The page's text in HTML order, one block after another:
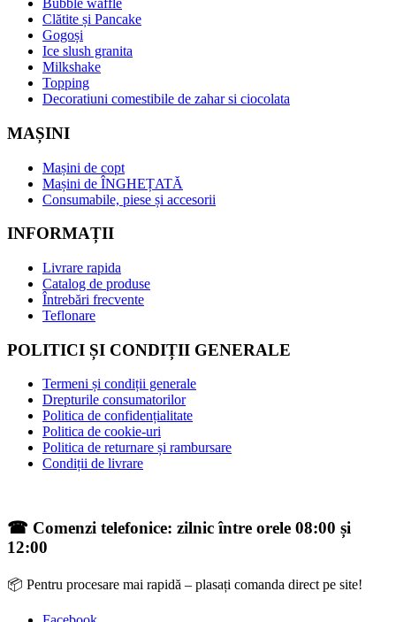
Bubble waffle
Clătite și Pancake
Gogoși
Ice slush granita
Milkshake
Topping
Decoratiuni comestibile de zahar si ciocolata
MAȘINI
Mașini de copt
Mașini de ÎNGHEȚATĂ
Consumabile, piese și accesorii
INFORMAȚII
Livrare rapida
Catalog de produse
Întrebări frecvente
Teflonare
POLITICI ȘI CONDIȚII GENERALE
Termeni și condiții generale
Drepturile consumatorilor
Politica de confidențialitate
Politica de cookie-uri
Politica de returnare și rambursare
Condiții de livrare
☎ Comenzi telefonice: zilnic între orele 08:00 și
12:00
📦 Pentru procesare mai rapidă – plasați comanda direct pe site!